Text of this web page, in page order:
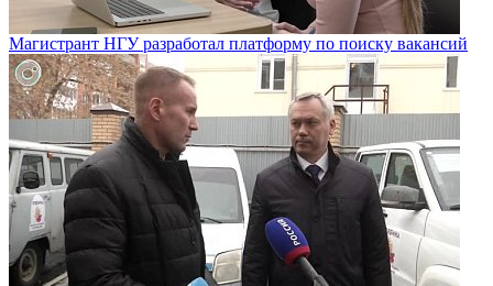
Магистрант НГУ разработал платформу по поиску вакансий